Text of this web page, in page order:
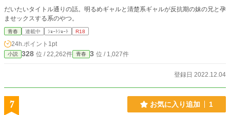
だいたいタイトル通りの話。明るめギャルと清楚系ギャルが反抗期の妹の兄と孕
ませックスする系のやつ。
青春 連載中 ｼｮｰﾄｼｮｰﾄ R18
24h.ポイント 1pt
小説 328 位 / 22,262件 青春 3 位 / 1,027件
登録日 2022.12.04
7 お気に入り追加 1